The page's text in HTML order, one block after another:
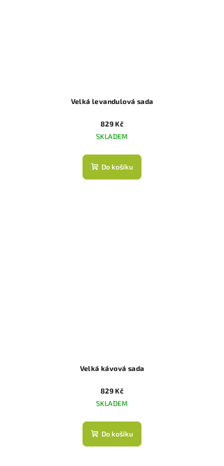
Velká levandulová sada
829 Kč
SKLADEM
Do košíku
Velká kávová sada
829 Kč
SKLADEM
Do košíku